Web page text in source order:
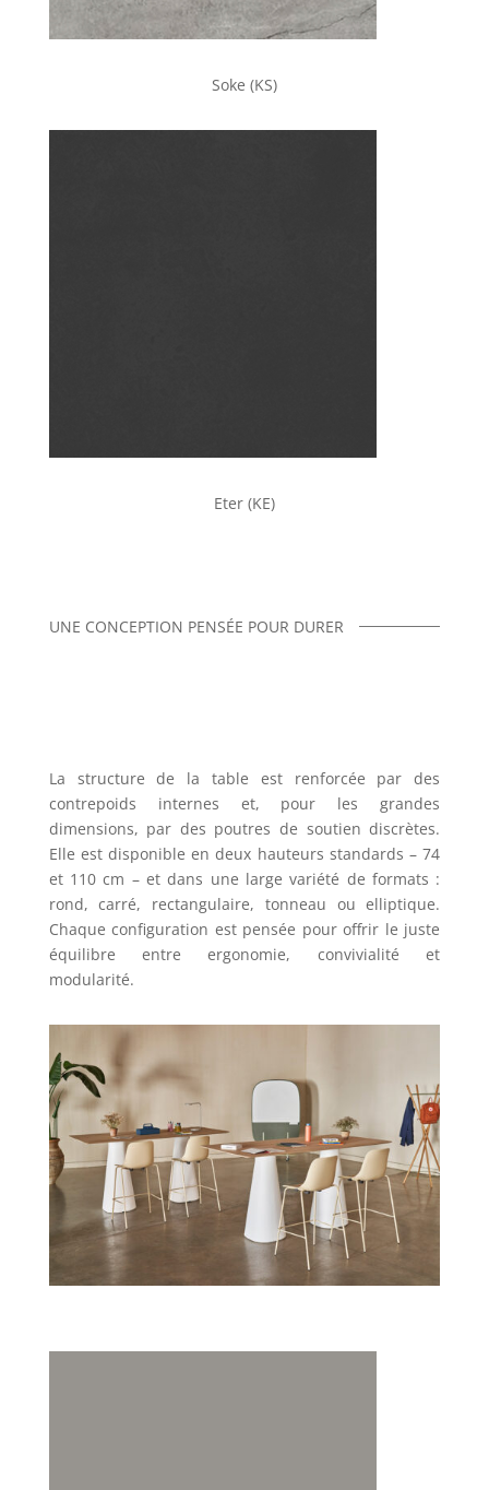
Soke (KS)
Eter (KE)
UNE CONCEPTION PENSÉE POUR DURER
La structure de la table est renforcée par des
contrepoids internes et, pour les grandes
dimensions, par des poutres de soutien discrètes.
Elle est disponible en deux hauteurs standards – 74
et 110 cm – et dans une large variété de formats :
rond, carré, rectangulaire, tonneau ou elliptique.
Chaque configuration est pensée pour offrir le juste
équilibre entre ergonomie, convivialité et
modularité.